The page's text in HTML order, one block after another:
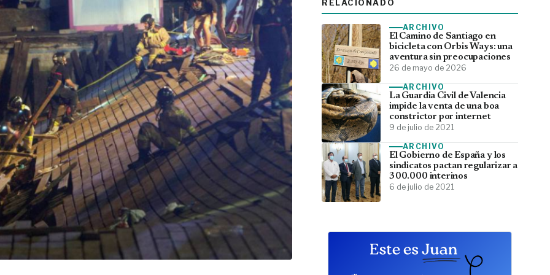
RELACIONADO
ARCHIVO
El Camino de Santiago en
bicicleta con Orbis Ways: una
aventura sin preocupaciones
26 de mayo de 2026
ARCHIVO
La Guardia Civil de Valencia
impide la venta de una boa
constrictor por internet
9 de julio de 2021
ARCHIVO
El Gobierno de España y los
sindicatos pactan regularizar a
300.000 interinos
6 de julio de 2021